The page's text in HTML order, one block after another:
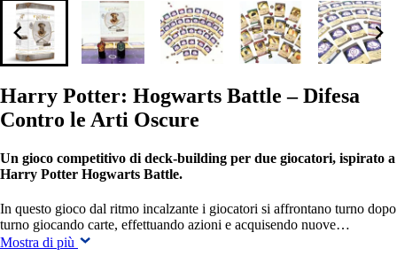
Harry Potter: Hogwarts Battle – Difesa
Contro le Arti Oscure
Un gioco competitivo di deck-building per due giocatori, ispirato a
Harry Potter Hogwarts Battle.
In questo gioco dal ritmo incalzante i giocatori si affrontano turno dopo
turno giocando carte, effettuando azioni e acquisendo nuove…
Mostra di più